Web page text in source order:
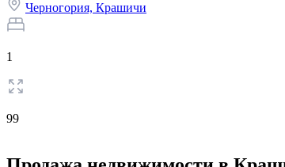
Черногория, Крашичи
1
99